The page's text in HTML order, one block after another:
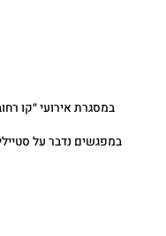
במסגרת אירועי ״קו
במפגשים נדבר על